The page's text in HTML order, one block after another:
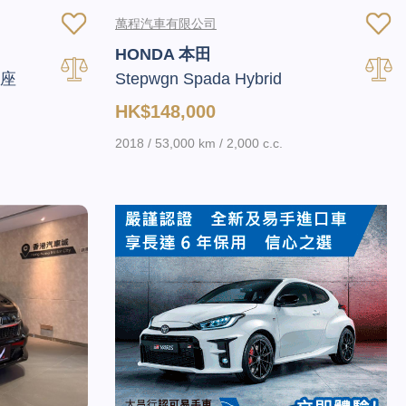
萬程汽車有限公司
HONDA 本田
Stepwgn Spada Hybrid
HK$148,000
2018 / 53,000 km / 2,000 c.c.